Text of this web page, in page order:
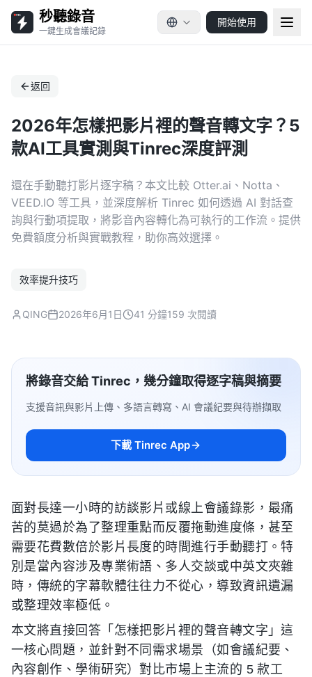
秒聽錄音
一鍵生成會議記錄
開始使用
返回
2026年怎樣把影片裡的聲音轉文字？5
款AI工具實測與Tinrec深度評測
還在手動聽打影片逐字稿？本文比較 Otter.ai、Notta、
VEED.IO 等工具，並深度解析 Tinrec 如何透過 AI 對話查
詢與行動項提取，將影音內容轉化為可執行的工作流。提供
免費額度分析與實戰教程，助你高效選擇。
效率提升技巧
QING 2026年6月1日 41 分鐘159 次閱讀
將錄音交給 Tinrec，幾分鐘取得逐字稿與摘要
支援音訊與影片上傳、多語言轉寫、AI 會議紀要與待辦擷取
下載 Tinrec App
面對長達一小時的訪談影片或線上會議錄影，最痛
苦的莫過於為了整理重點而反覆拖動進度條，甚至
需要花費數倍於影片長度的時間進行手動聽打。特
別是當內容涉及專業術語、多人交談或中英文夾雜
時，傳統的字幕軟體往往力不從心，導致資訊遺漏
或整理效率極低。
本文將直接回答「怎樣把影片裡的聲音轉文字」這
一核心問題，並針對不同需求場景（如會議紀要、
內容創作、學術研究）對比市場上主流的 5 款工